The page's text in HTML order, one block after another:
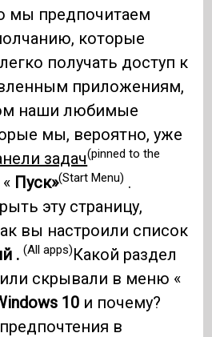
мы предпочитаем
которые
получать доступ к
приложениям,
наши любимые
мы, вероятно, уже
задач(pinned to the
Пуск»(Start Menu) .
эту страницу,
вы настроили список
.(All apps)Какой раздел
скрывали в меню «
10 и почему?
в